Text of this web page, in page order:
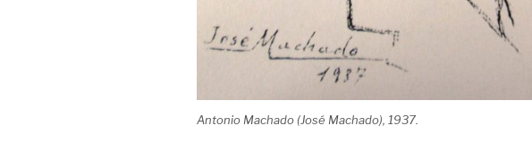
Antonio Machado (José Machado), 1937.